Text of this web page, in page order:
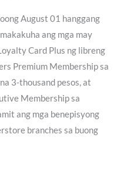
August 01 hanggang
ang mga may
Card Plus ng libreng
Premium Membership sa
3-thousand pesos, at
Membership sa
ang mga benepisyong
branches sa buong